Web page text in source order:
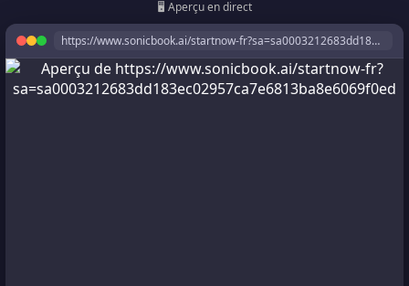
🖥️ Aperçu en direct
https://www.sonicbook.ai/startnow-fr?sa=sa0003212683dd183ec02957ca7e6813ba8e6069f0ed